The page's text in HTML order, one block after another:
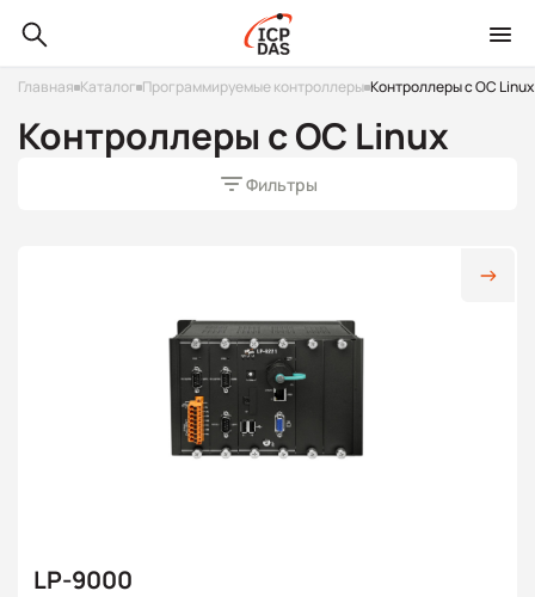
Главная Каталог Программируемые контроллеры Контроллеры с ОС Linux
Контроллеры с ОС Linux
Фильтры
LP-9000